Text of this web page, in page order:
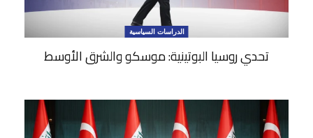
الدراسات السياسية
تحدي روسيا البوتينية: موسكو والشرق الأوسط